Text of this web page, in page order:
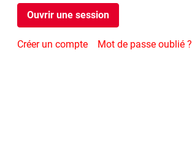
Ouvrir une session
Créer un compte Mot de passe oublié ?